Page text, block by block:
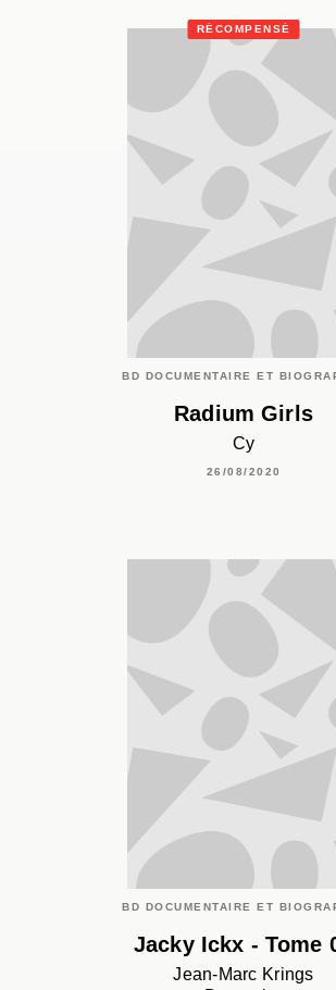
RÉCOMPENSÉ
BD DOCUMENTAIRE ET
Radium Girls
Cy
26/08/2020
BD DOCUMENTAIRE ET
Jacky Ickx - Tome
Jean-Marc Krings